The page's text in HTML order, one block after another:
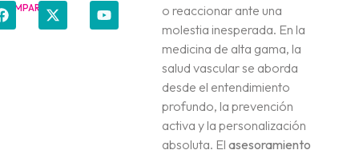
COMPARTIR
o reaccionar ante una
molestia inesperada. En la
medicina de alta gama, la
salud vascular se aborda
desde el entendimiento
profundo, la prevención
activa y la personalización
absoluta. El asesoramiento